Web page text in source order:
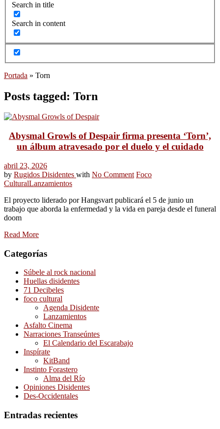
Search in title
Search in content
Portada » Torn
Posts tagged: Torn
Abysmal Growls of Despair firma presenta ‘Torn’,
un álbum atravesado por el duelo y el cuidado
abril 23, 2026
by Rugidos Disidentes with No Comment Foco
CulturalLanzamientos
El proyecto liderado por Hangsvart publicará el 5 de junio un
trabajo que aborda la enfermedad y la vida en pareja desde el funeral
doom
Read More
Categorías
Súbele al rock nacional
Huellas disidentes
71 Decibeles
foco cultural
Agenda Disidente
Lanzamientos
Asfalto Cinema
Narraciones Transeúntes
El Calendario del Escarabajo
Inspírate
KitBand
Instinto Forastero
Alma del Río
Opiniones Disidentes
Des-Occidentales
Entradas recientes